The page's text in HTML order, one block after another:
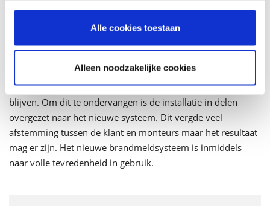
Alle cookies toestaan
Alleen noodzakelijke cookies
brandmeldsysteem klaar voor de toekomst.
continuïteit. Het oude brandmeldsysteem kon niet zomaar
even vervangen worden, deze moest namelijk in bedrijf
blijven. Om dit te ondervangen is de installatie in delen
overgezet naar het nieuwe systeem. Dit vergde veel
afstemming tussen de klant en monteurs maar het resultaat
mag er zijn. Het nieuwe brandmeldsysteem is inmiddels
naar volle tevredenheid in gebruik.